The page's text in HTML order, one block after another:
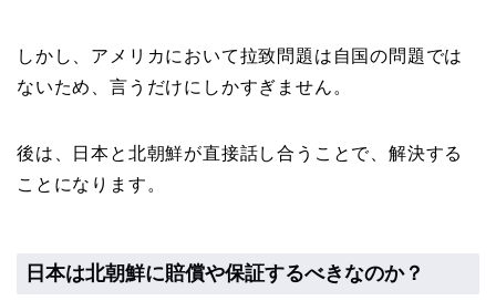
しかし、アメリカにおいて拉致問題は自国の問題では
ないため、言うだけにしかすぎません。
後は、日本と北朝鮮が直接話し合うことで、解決する
ことになります。
日本は北朝鮮に賠償や保証するべきなのか？